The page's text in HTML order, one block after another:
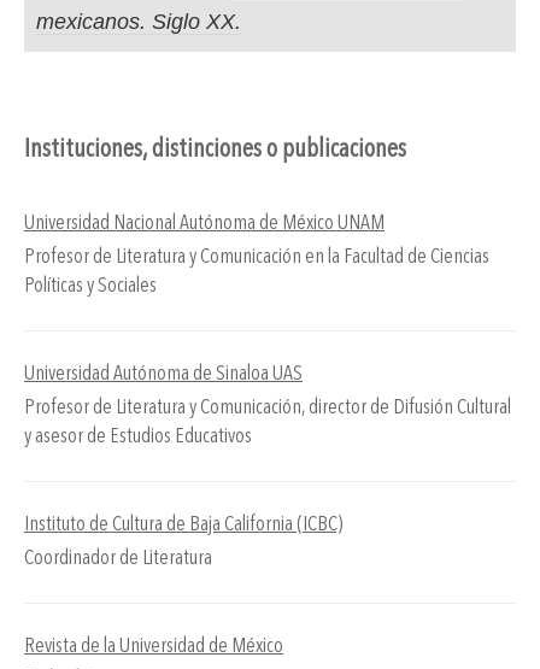
mexicanos. Siglo XX.
Instituciones, distinciones o publicaciones
Universidad Nacional Autónoma de México UNAM
Profesor de Literatura y Comunicación en la Facultad de Ciencias
Políticas y Sociales
Universidad Autónoma de Sinaloa UAS
Profesor de Literatura y Comunicación, director de Difusión Cultural
y asesor de Estudios Educativos
Instituto de Cultura de Baja California (ICBC)
Coordinador de Literatura
Revista de la Universidad de México